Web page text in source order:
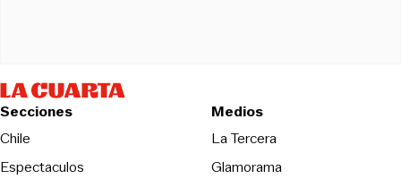
Secciones
Chile
Espectaculos
Medios
La TerceraOpens in new
Glamorama